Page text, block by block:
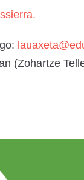
(Zohartze